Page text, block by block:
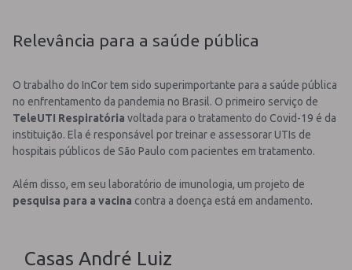
Relevância para a saúde pública
O trabalho do InCor tem sido superimportante para a saúde pública
no enfrentamento da pandemia no Brasil. O primeiro serviço de
TeleUTI Respiratória voltada para o tratamento do Covid-19 é da
instituição. Ela é responsável por treinar e assessorar UTIs de
hospitais públicos de São Paulo com pacientes em tratamento.
Além disso, em seu laboratório de imunologia, um projeto de
pesquisa para a vacina contra a doença está em andamento.
Casas André Luiz